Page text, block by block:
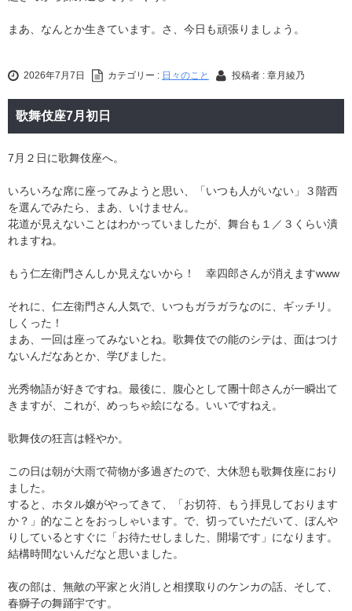
まあ、なんとか生きています。さ、今日も頑張りましょう。
2026年7月7日 カテゴリー : 日々のこと 投稿者 : 章月綾乃
歌舞伎座7月初日
7月２日に歌舞伎座へ。
いろいろな席に座ってみようと思い、「いつも人がいない」３階西
を選んでみたら、まあ、いけません。
花道が見えないことはわかっていましたが、舞台も１／３くらい潰
れますね。
もう仁左衛門さんしか見えないから！ 幸四郎さんが消えますwww
それに、仁左衛門さん人気で、いつもガラガラなのに、ギッチリ。
しくった！
まあ、一回は座ってみないとね。歌舞伎での能のシテは、面はつけ
ないんだなあとか、学びました。
光秀物語が好きですね。最後に、腹心として團十郎さんが一瞬出て
きますが、これが、めっちゃ絵になる。いいですねえ。
歌舞伎の狂言は軽やか。
この日は朝が大雨で荷物が多過ぎたので、大休憩も歌舞伎座におり
ました。
すると、ホタル嬢がやってきて、「お切符、もう拝見しております
か？」的なことをおっしゃいます。で、切っていただいて、ぼんや
りしているとすぐに「お待たせしました、開場です」になります。
結構時間ないんだなと思いました。
夜の部は、無敵の平家と火消しと相撲取りのケンカの話、そして、
春獅子の舞踊宇です。